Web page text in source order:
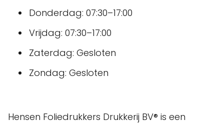
Donderdag: 07:30–17:00
Vrijdag: 07:30–17:00
Zaterdag: Gesloten
Zondag: Gesloten
Hensen Foliedrukkers Drukkerij BV® is een